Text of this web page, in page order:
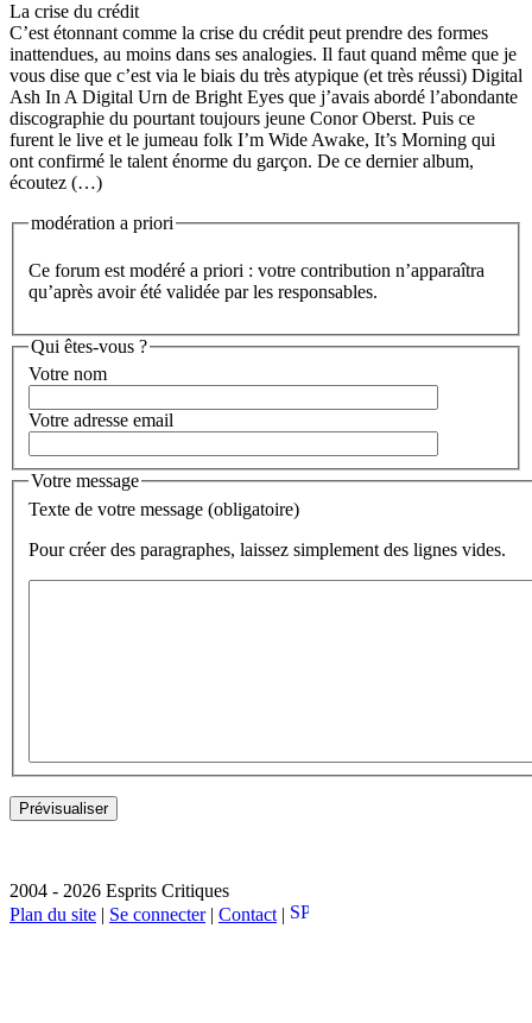
La crise du crédit
C’est étonnant comme la crise du crédit peut prendre des formes
inattendues, au moins dans ses analogies. Il faut quand même que je
vous dise que c’est via le biais du très atypique (et très réussi) Digital
Ash In A Digital Urn de Bright Eyes que j’avais abordé l’abondante
discographie du pourtant toujours jeune Conor Oberst. Puis ce
furent le live et le jumeau folk I’m Wide Awake, It’s Morning qui
ont confirmé le talent énorme du garçon. De ce dernier album,
écoutez (…)
modération a priori
Ce forum est modéré a priori : votre contribution n’apparaîtra
qu’après avoir été validée par les responsables.
Qui êtes-vous ?
Votre nom
Votre adresse email
Votre message
Texte de votre message (obligatoire)
Pour créer des paragraphes, laissez simplement des lignes vides.
2004 - 2026 Esprits Critiques
Plan du site | Se connecter| Contact |